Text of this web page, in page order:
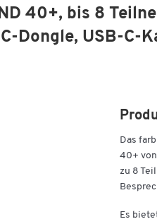
40+, bis 8
Dongle, USB-C-
Das
40+
zu 8
Es